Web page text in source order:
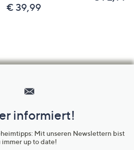
€ 39,99
informiert!
Mit unseren Newslettern bist
immer up to date!